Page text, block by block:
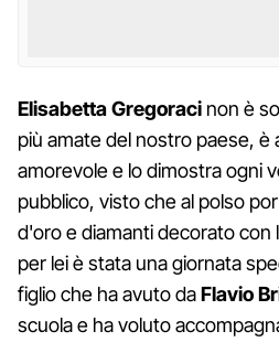
Elisabetta Gregoraci non è
più amate del nostro paese, è
amorevole e lo dimostra ogni
pubblico, visto che al polso
d'oro e diamanti decorato con
per lei è stata una giornata
figlio che ha avuto daFlavio
scuola e ha voluto